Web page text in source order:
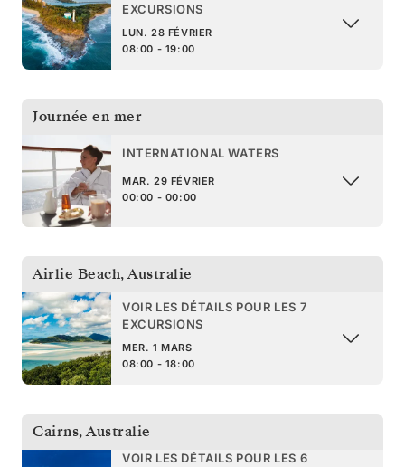
EXCURSIONS
LUN. 28 FÉVRIER
08:00 - 19:00
Journée en mer
INTERNATIONAL WATERS
MAR. 29 FÉVRIER
00:00 - 00:00
Airlie Beach,Australie
VOIR LES DÉTAILS POUR LES 7
EXCURSIONS
MER. 1 MARS
08:00 - 18:00
Cairns,Australie
VOIR LES DÉTAILS POUR LES 6